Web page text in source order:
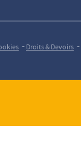
-Droits & Devoirs -